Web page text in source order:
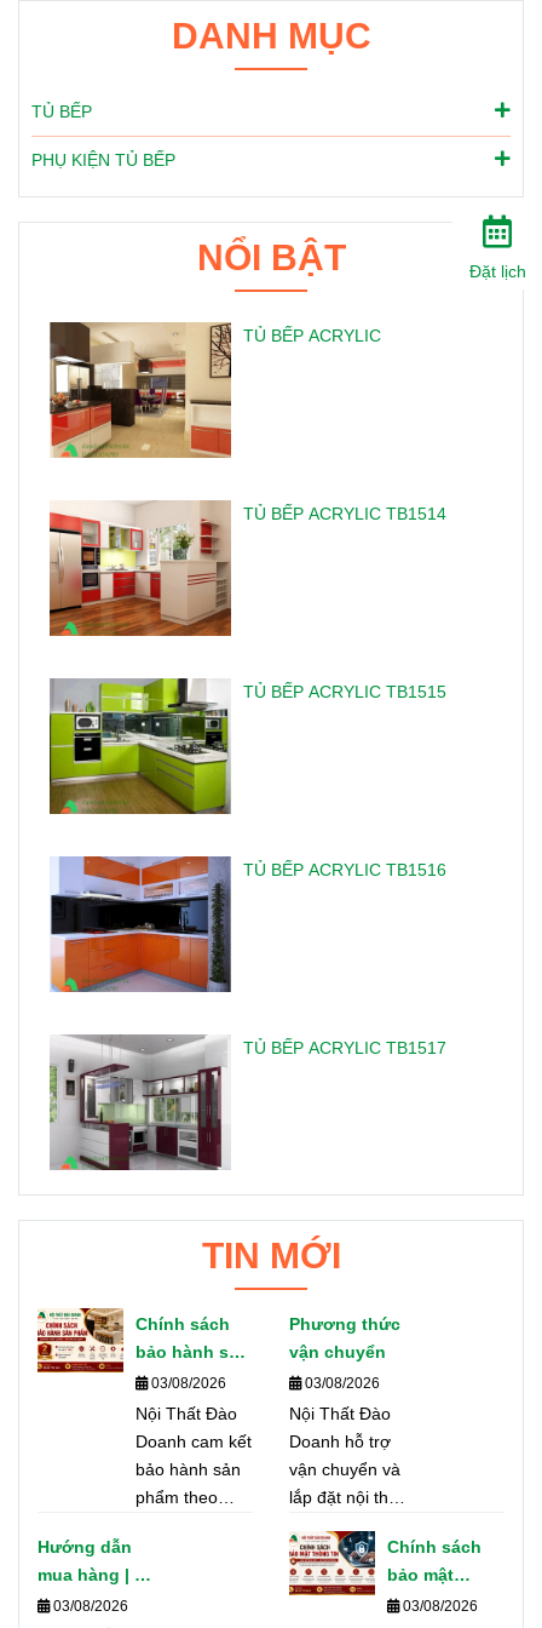
DANH MỤC
TỦ BẾP
PHỤ KIỆN TỦ BẾP
NỔI BẬT
TỦ BẾP ACRYLIC
TỦ BẾP ACRYLIC TB1514
TỦ BẾP ACRYLIC TB1515
TỦ BẾP ACRYLIC TB1516
TỦ BẾP ACRYLIC TB1517
TIN MỚI
Chính sách
bảo hành sản
phẩm
03/08/2026
Nội Thất Đào
Doanh cam kết
bảo hành sản
phẩm theo
lượng, hỗ trợ
Phương thức
vận chuyển
03/08/2026
Nội Thất Đào
Doanh hỗ trợ
vận chuyển và
lắp đặt nội thất,
TP. Hồ Chí Minh
và các tỉnh
thành. Cam kết
Hướng dẫn
mua hàng | Nội
Thất Đào
03/08/2026
Chính sách
bảo mật
thông tin |
03/08/2026
Đặt lịch